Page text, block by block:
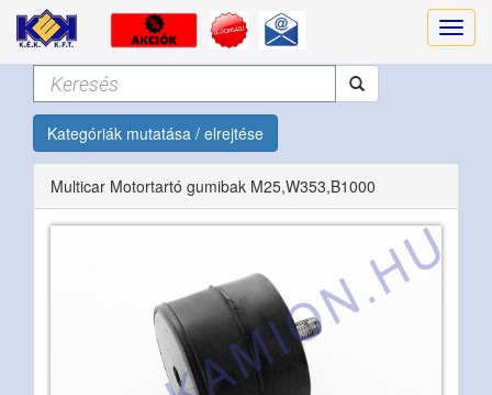
Kategóriák mutatása / elrejtése
Multicar Motortartó gumibak M25,W353,B1000